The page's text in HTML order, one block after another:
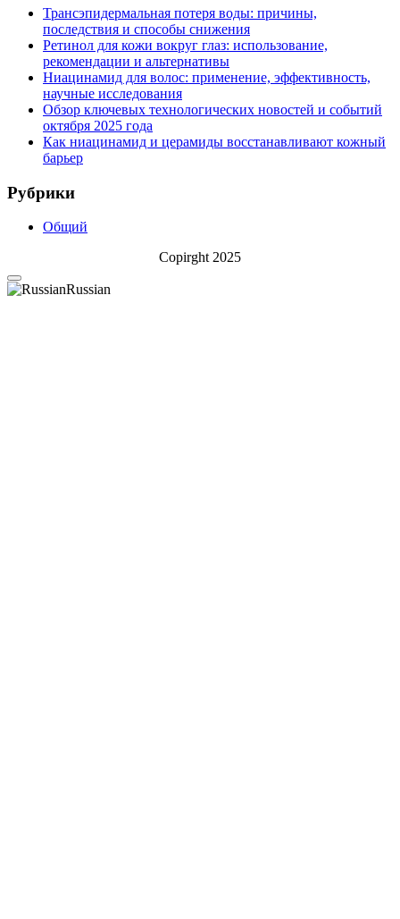
Трансэпидермальная потеря воды: причины,
последствия и способы снижения
Ретинол для кожи вокруг глаз: использование,
рекомендации и альтернативы
Ниацинамид для волос: применение, эффективность,
научные исследования
Обзор ключевых технологических новостей и событий
октября 2025 года
Как ниацинамид и церамиды восстанавливают кожный
барьер
Рубрики
Общий
Copirght 2025
Russian